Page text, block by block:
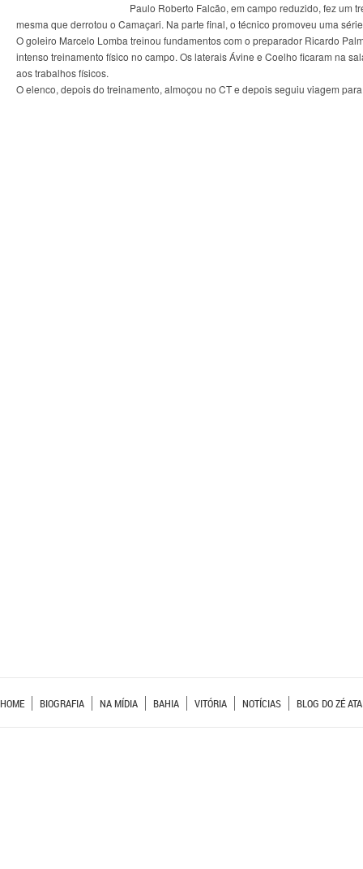
Paulo Roberto Falcão, em campo reduzido, fez um
mesma que derrotou o Camaçari. Na parte final, o técnico promoveu uma
O goleiro Marcelo Lomba treinou fundamentos com o preparador Ricardo
intenso treinamento físico no campo. Os laterais Ávine e Coelho ficaram na
aos trabalhos físicos.
O elenco, depois do treinamento, almoçou no CT e depois seguiu viagem
HOME BIOGRAFIA NA MÍDIA BAHIA VITÓRIA NOTÍCIAS BLOG DO ZÉ